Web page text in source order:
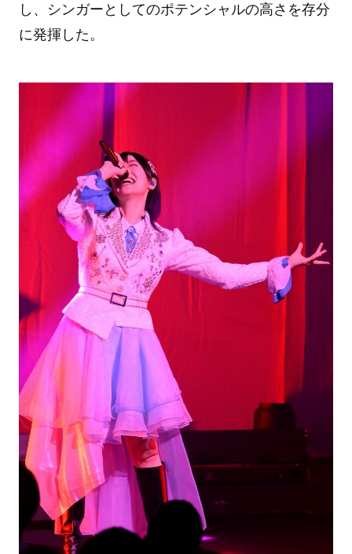
し、シンガーとしてのポテンシャルの高さを存分
に発揮した。